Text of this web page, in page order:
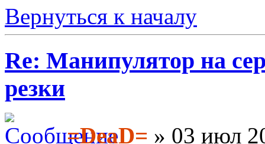
Вернуться к началу
Re: Манипулятор на
резки
=DeaD= » 03 июл